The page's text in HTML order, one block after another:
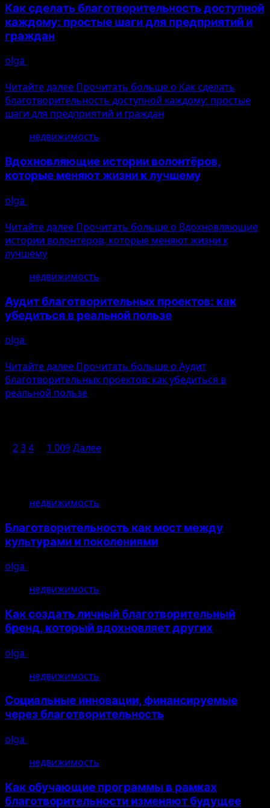
Как сделать благотворительность доступной
каждому: простые шаги для предприятий и
граждан
olga
Читайте далее Прочитать больше о Как сделать
благотворительность доступной каждому: простые
шаги для предприятий и граждан
недвижимость
Вдохновляющие истории волонтёров,
которые меняют жизни к лучшему
olga
Читайте далее Прочитать больше о Вдохновляющие
истории волонтёров, которые меняют жизни к
лучшему
недвижимость
Аудит благотворительных проектов: как
убедиться в реальной пользе
olga
Читайте далее Прочитать больше о Аудит
благотворительных проектов: как убедиться в
реальной пользе
234 1 009Далее
недвижимость
Благотворительность как мост между
культурами и поколениями
olga
недвижимость
Как создать личный благотворительный
бренд, который вдохновляет других
olga
недвижимость
Социальные инновации, финансируемые
через благотворительность
olga
недвижимость
Как обучающие программы в рамках
благотворительности изменяют будущее